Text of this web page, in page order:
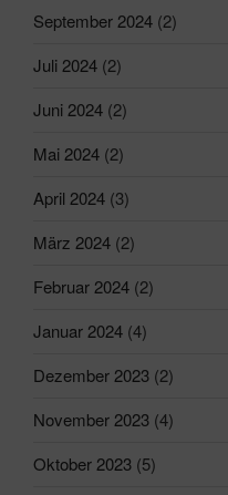
September 2024 (2)
Juli 2024 (2)
Juni 2024 (2)
Mai 2024 (2)
April 2024 (3)
März 2024 (2)
Februar 2024 (2)
Januar 2024 (4)
Dezember 2023 (2)
November 2023 (4)
Oktober 2023 (5)